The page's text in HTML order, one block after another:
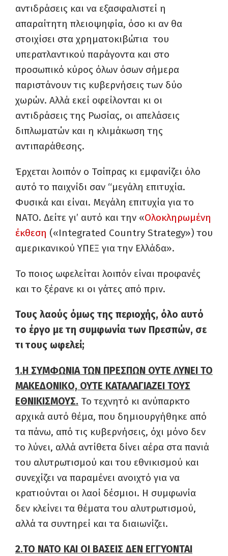
αντιδράσεις και να εξασφαλιστεί η
απαραίτητη πλειοψηφία, όσο κι αν θα
στοιχίσει στα χρηματοκιβώτια του
υπερατλαντικού παράγοντα και στο
προσωπικό κύρος όλων όσων σήμερα
παριστάνουν τις κυβερνήσεις των δύο
χωρών. Αλλά εκεί οφείλονται κι οι
αντιδράσεις της Ρωσίας, οι απελάσεις
διπλωματών και η κλιμάκωση της
αντιπαράθεσης.
Έρχεται λοιπόν ο Τσίπρας κι εμφανίζει όλο
αυτό το παιχνίδι σαν “μεγάλη επιτυχία.
Φυσικά και είναι. Μεγάλη επιτυχία για το
ΝΑΤΟ. Δείτε γι’ αυτό και την «Ολοκληρωμένη
έκθεση («Integrated Country Strategy») του
αμερικανικού ΥΠΕΞ για την Ελλάδα».
Το ποιος ωφελείται λοιπόν είναι προφανές
και το ξέρανε κι οι γάτες από πριν.
Τους λαούς όμως της περιοχής, όλο αυτό
το έργο με τη συμφωνία των Πρεσπών, σε
τι τους ωφελεί;
1.Η ΣΥΜΦΩΝΙΑ ΤΩΝ ΠΡΕΣΠΩΝ ΟΥΤΕ ΛΥΝΕΙ ΤΟ
ΜΑΚΕΔΟΝΙΚΟ, ΟΥΤΕ ΚΑΤΑΛΑΓΙΑΖΕΙ ΤΟΥΣ
ΕΘΝΙΚΙΣΜΟΥΣ. Το τεχνητό κι ανύπαρκτο
αρχικά αυτό θέμα, που δημιουργήθηκε από
τα πάνω, από τις κυβερνήσεις, όχι μόνο δεν
το λύνει, αλλά αντίθετα δίνει αέρα στα πανιά
του αλυτρωτισμού και του εθνικισμού και
συνεχίζει να παραμένει ανοιχτό για να
κρατιούνται οι λαοί δέσμιοι. Η συμφωνία
δεν κλείνει τα θέματα του αλυτρωτισμού,
αλλά τα συντηρεί και τα διαιωνίζει.
2.ΤΟ ΝΑΤΟ ΚΑΙ ΟΙ ΒΑΣΕΙΣ ΔΕΝ ΕΓΓΥΟΝΤΑΙ